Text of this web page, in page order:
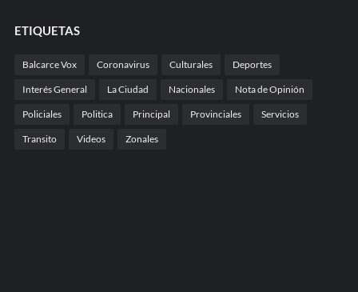
ETIQUETAS
Balcarce Vox Coronavirus Culturales Deportes
Interés General La Ciudad Nacionales Nota de Opinión
Policiales Politica Principal Provinciales Servicios
Transito Videos Zonales